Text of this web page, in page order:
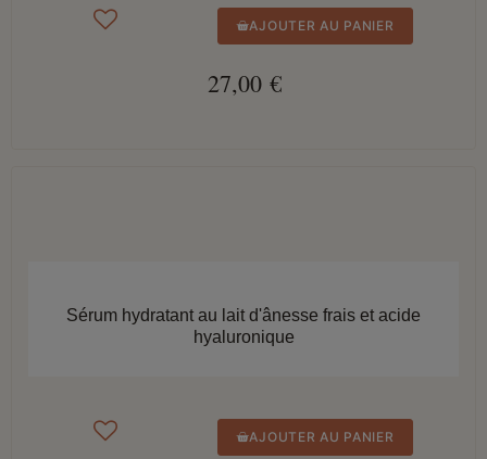
AJOUTER AU PANIER
27,00 €
Sérum hydratant au lait d'ânesse frais et acide
hyaluronique
AJOUTER AU PANIER